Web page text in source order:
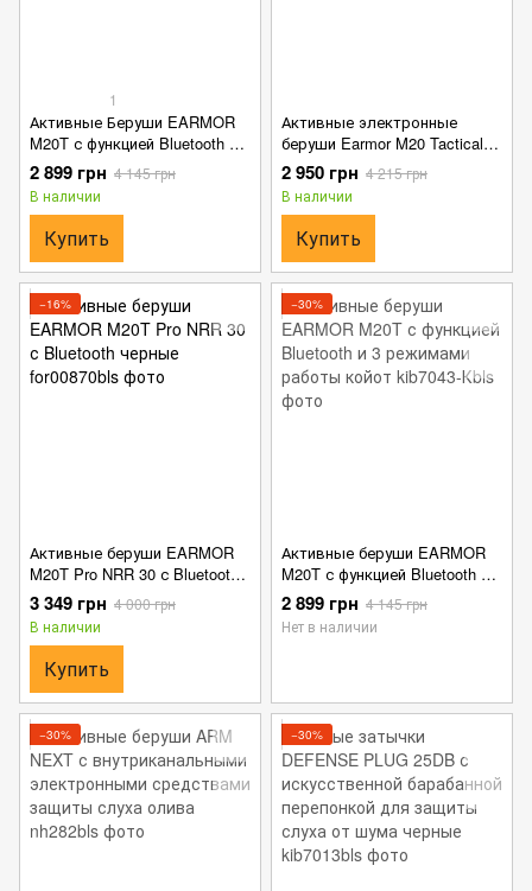
1
Активные Беруши EARMOR
M20T с функцией Bluetooth и 3
режимами работы черные
2 899 грн 4 145 грн
В наличии
Купить
Активные электронные
беруши Earmor M20 Tactical с
2-мя режимами работы
олива
2 950 грн 4 215 грн
В наличии
Купить
−16%
Активные беруши EARMOR
M20T Pro NRR 30 с Bluetooth
черные
3 349 грн 4 000 грн
В наличии
Купить
−30%
Активные беруши EARMOR
M20T с функцией Bluetooth и 3
режимами работы койот
2 899 грн 4 145 грн
Нет в наличии
−30% −30%